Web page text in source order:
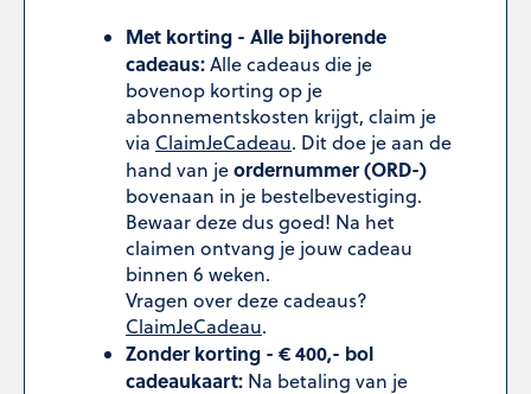
Met korting - Alle bijhorende
cadeaus:Alle cadeaus die je
bovenop korting op je
abonnementskosten krijgt, claim je
via ClaimJeCadeau. Dit doe je aan de
hand van jeordernummer (ORD-)
bovenaan in je bestelbevestiging.
Bewaar deze dus goed! Na het
claimen ontvang je jouw cadeau
binnen 6 weken.
Vragen over deze cadeaus?
ClaimJeCadeau.
Zonder korting - € 400,- bol
cadeaukaart: Na betaling van je